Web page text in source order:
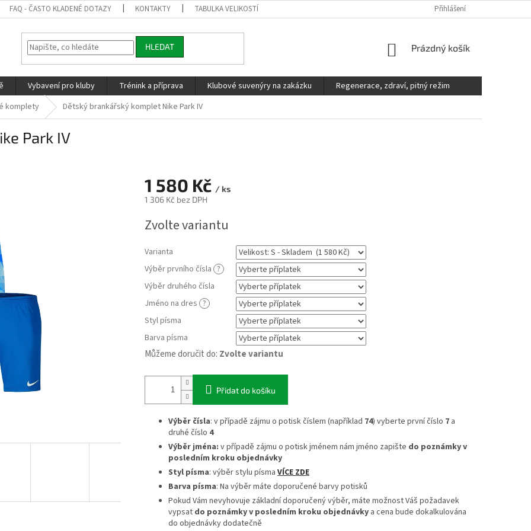
FAQ - ČASTO KLADENÉ DOTAZY KONTAKTY TABULKA VELIKOSTÍ REKLAMACE, VÝMĚNY A VRÁCENÍ ZBOŽÍ
Přihlášení
HLEDAT
NÁKUPNÍ
Prázdný košík
Vybavení pro kluby Trénink a příprava Klubové suvenýry na zakázku
Regenerace, zdraví, pitný režim
komplety Dětský brankářský komplet Nike Park IV
Park IV
1 580 Kč / ks
1 306 Kč bez DPH
cena:
Zvolte variantu
Varianta
Výběr prvního čísla ?
Výběr druhého čísla
Jméno na dres ?
Styl písma
Barva písma
Můžeme doručit do: Zvolte variantu
Přidat do košíku
Výběr čísla: v případě zájmu o potisk číslem (například 74) vyberte první číslo 7 a
druhé číslo 4
Výběr jména: v případě zájmu o potisk jménem nám jméno zapište do poznámky v
posledním kroku objednávky
Styl písma: výběr stylu písma VÍCE ZDE
Barva písma: Na výběr máte doporučené barvy potisků
Pokud Vám nevyhovuje základní doporučený výběr, máte možnost Váš požadavek
vypsat do poznámky v posledním kroku objednávky a cena bude dokalkulována
do objednávky dodatečně